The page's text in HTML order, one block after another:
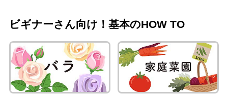
ビギナーさん向け！基本のHOW TO